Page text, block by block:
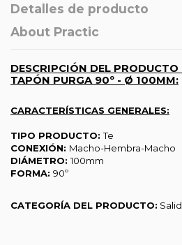
Detalles de producto
About Practic
DESCRIPCIÓN DEL
TAPÓN PURGA 90º - Ø 100MM:
CARACTERÍSTICAS GENERALES:
TIPO PRODUCTO:Te
CONEXIÓN: Macho-Hembra-Macho
DIÁMETRO:100mm
FORMA: 90º
CATEGORÍA DEL PRODUCTO: